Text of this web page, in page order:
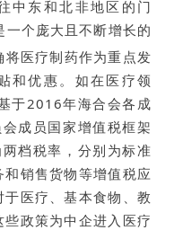
中东和北非地区的门
个庞大且不断增长的
将医疗制药作为重点发
和优惠。如在医疗领
于2016年海合会各成
成员国家增值税框架
档税率，分别为标准
销售货物等增值税应
医疗、基本食物、教
政策为中企进入医疗